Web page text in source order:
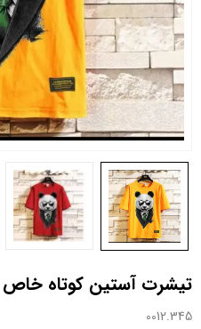
تیشرت آستین کوتاه خاص
0012.345